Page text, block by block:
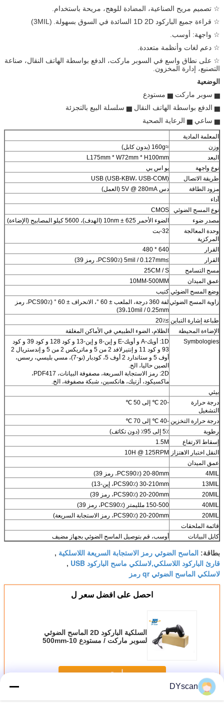
☆ تصميم مريح الصناعية، المضادة للوهج، مريحة باستخدام.
☆ قراءة جميع الباركود 1D 2D السائدة في السوق بسهولة.
(3MIL)
☆ واجهة: أوسب.
☆ دعم لغات وأنظمة متعددة.
☆ على نطاق واسع في السوبر ماركت، الدفع بواسطة الهاتف النقال، صناعة
التصنيع، إدارة المخزون.
الوضعية
▅ سوبر ماركت ▅ مستودع
▅ الدفع بواسطة الهاتف النقال ▅ سلسلة البيع بالتجزئة
▅ ساعي ▅ الرعاية الصحية
المعلمة المادية
وزن
≈160g (بدون كابل)
البعد
L175mm * W72mm * H100mm
نوع واجهة
يو اس بي
طريقة الاتصال
USB (USB-KBW، USB-COM)
مزود الطاقة
دس 5V @ 280mA (العمل)
أداء
نوع المسح الضوئي
CMOS
مصدر ضوء
الضوء الأحمر 625 ± 10nm (الهدف)، 5600 كيلو المصابيح (الإضاءة)
وحدة المعالجة
المركزية
32-بت
القرار
640 * 480
القرار
≥5mil / 0.127mm (PCS90٪، رمز 39)
مسح التسامح
25CM / S
عمق الميدان
10MM-500MM
وضع المسح الضوئي كتيب
زاوية المسح الضوئي
لفة 360 درجة، الملعب ± 60 °، الانحراف ± 60 ° (PCS90٪، رمز
39،10mil / 0.25mm)
طباعة إشارة التباين ≥20٪
الإضاءة المحيطة
الظلام، الضوء الطبيعي في الأماكن المغلقة
Symbologies
1D: أويك-A و أويك-E و إين-8 و إين-13 و كود 128 و كود 39 و كود
93 و كود 11 و إنتيرلافد 2 من 5 و ماتريكس 2 من 5 و إندستريال 2
أوف 5 و ستاندارد 2 أوف 5، كودبار (نو-7)، مسي بليسي، رسس،
الصين حاليا، الخ.
2D: رمز الاستجابة السريعة، مصفوفة البيانات، PDF417،
ماكسيكود، أزتيك، هانكسين، شبكة مصفوفة، الخ.
بيئي
درجة حرارة
التشغيل
-20 ℃ إلى 50 ℃
درجة حرارة التخزين -40 ℃ إلى 70 ℃
رطوبة
5٪ إلى 95٪ (دون تكاثف)
إسقاط الارتفاع
1.5M
النقل اختبار الاهتزاز 10H @ 125RPM
عمق الميدان
4MIL
20-80mm (PCS90٪، رمز 39)
13MIL
30-210mm (PCS90٪، إين-13)
20MIL
20-200mm (PCS90٪، رمز 39)
40MIL
150-500 ملليمتر (PCS90٪، رمز 39)
20MIL
20-200mm (PCS90٪، رمز الاستجابة السريعة)
قائمة الملحقات
كابل البيانات
أوسب، قم بتوصيل الماسح الضوئي بجهاز مضيف
بطاقة: الماسح الضوئي رمز الاستجابة السريعة اللاسلكية ,
قارئ الباركود اللاسلكي,لاسلكي ماسح الباركود USB ,
لاسلكي الماسح الضوئي qr رمز
احصل على افضل سعر ل
السلكية الباركود 2D الماسح الضوئي
لسوبر ماركت / مستودع 10-500mm
استمر
أكثر2D الباركود ماسحة
DYscan